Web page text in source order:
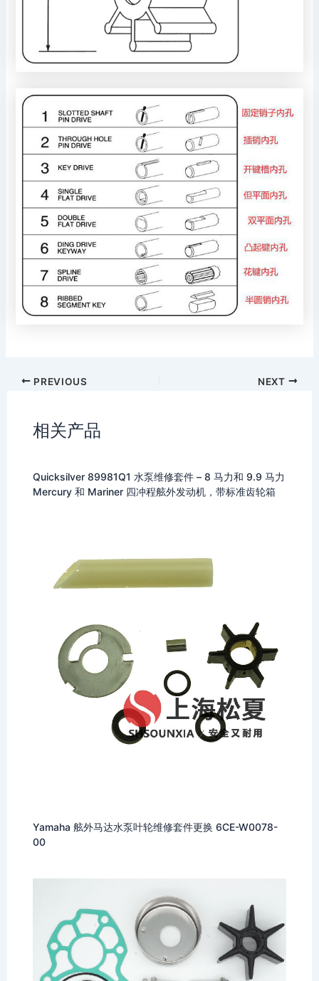
PREVIOUS NEXT
相关产品
Quicksilver 89981Q1 水泵维修套件 – 8 马力和 9.9 马力
Mercury 和 Mariner 四冲程舷外发动机，带标准齿轮箱
Yamaha 舷外马达水泵叶轮维修套件更换 6CE-W0078-
00